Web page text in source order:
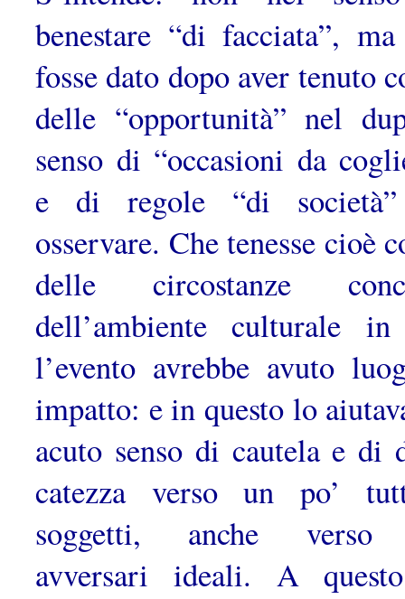
benestare “di facciata”,
fosse dato dopo aver tenuto
delle “opportunità” nel
senso di “occasioni da
e di regole “di
osservare. Che tenesse cioè
delle cir­costanze
dell’ambiente culturale
l’evento avrebbe avuto
impatto: e in questo lo
acuto senso di cautela e
catezza verso un po’
soggetti, anche
avversari ideali. A